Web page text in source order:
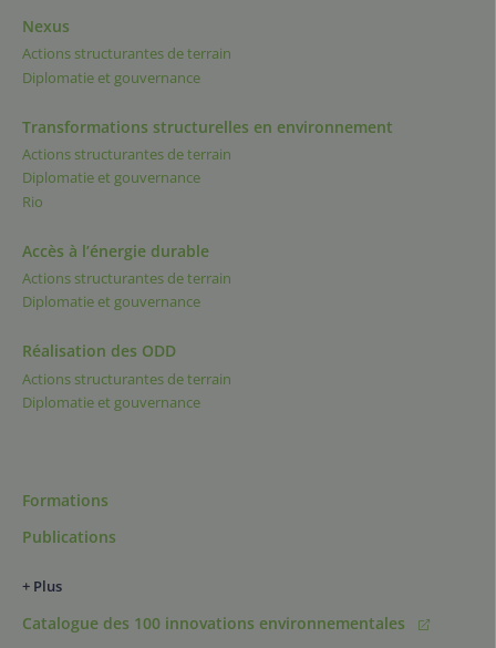
Nexus
Actions structurantes de terrain
Diplomatie et gouvernance
Transformations structurelles en environnement
Actions structurantes de terrain
Diplomatie et gouvernance
Rio
Accès à l’énergie durable
Actions structurantes de terrain
Diplomatie et gouvernance
Réalisation des ODD
Actions structurantes de terrain
Diplomatie et gouvernance
Formations
Publications
+ Plus
Catalogue des 100 innovations environnementales